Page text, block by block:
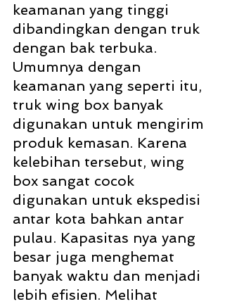
keamanan yang tinggi
dibandingkan dengan truk
dengan bak terbuka.
Umumnya dengan
keamanan yang seperti itu,
truk wing box banyak
digunakan untuk mengirim
produk kemasan. Karena
kelebihan tersebut, wing
box sangat cocok
digunakan untuk ekspedisi
antar kota bahkan antar
pulau. Kapasitas nya yang
besar juga menghemat
banyak waktu dan menjadi
lebih efisien. Melihat